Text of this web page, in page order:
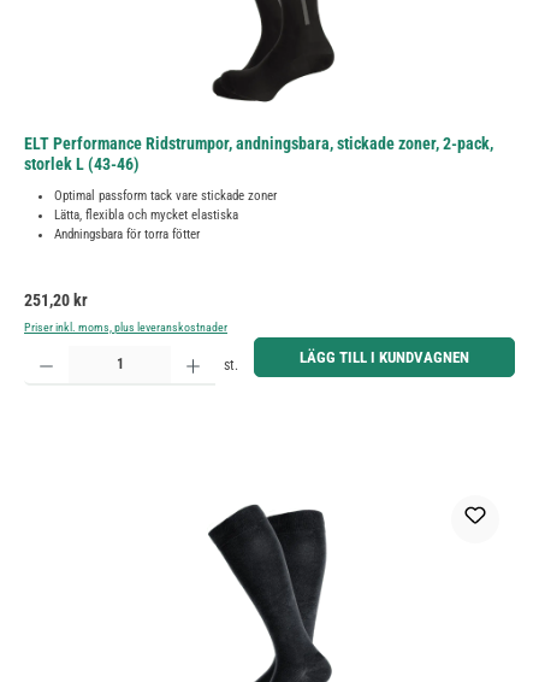
ELT Performance Ridstrumpor, andningsbara, stickade zoner, 2-pack,
storlek L (43-46)
Optimal passform tack vare stickade zoner
Lätta, flexibla och mycket elastiska
Andningsbara för torra fötter
Ordinarie pris:
251,20 kr
Priser inkl. moms, plus leveranskostnader
Produktkvantitet: Ange önskat belopp eller använd knapparna för att öka eller minska kvantiteten.
st. LÄGG TILL I KUNDVAGNEN